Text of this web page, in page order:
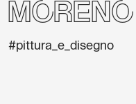
Moreno
#pittura_e_disegno